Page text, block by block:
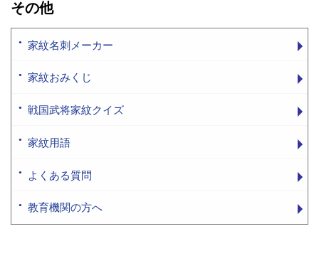
その他
家紋名刺メーカー
家紋おみくじ
戦国武将家紋クイズ
家紋用語
よくある質問
教育機関の方へ